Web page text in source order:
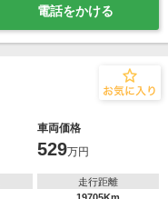
電話をかける
車両価格
529万円
走行距離